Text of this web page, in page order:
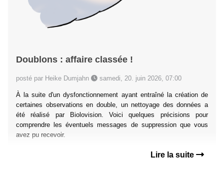
Doublons : affaire classée !
posté par Heike Dumjahn samedi, 20. juin 2026, 07:00
À la suite d'un dysfonctionnement ayant entraîné la création de
certaines observations en double, un nettoyage des données a
été réalisé par Biolovision. Voici quelques précisions pour
comprendre les éventuels messages de suppression que vous
avez pu recevoir.
Lire la suite